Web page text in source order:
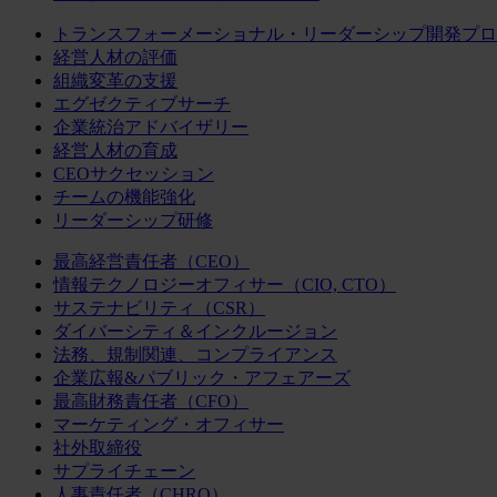
トランスフォーメーショナル・リーダーシップ開発プ
経営人材の評価
組織変革の支援
エグゼクティブサーチ
企業統治アドバイザリー
経営人材の育成
CEOサクセッション
チームの機能強化
リーダーシップ研修
最高経営責任者（CEO）
情報テクノロジーオフィサー（CIO, CTO）
サステナビリティ（CSR）
ダイバーシティ＆インクルージョン
法務、規制関連、コンプライアンス
企業広報&パブリック・アフェアーズ
最高財務責任者（CFO）
マーケティング・オフィサー
社外取締役
サプライチェーン